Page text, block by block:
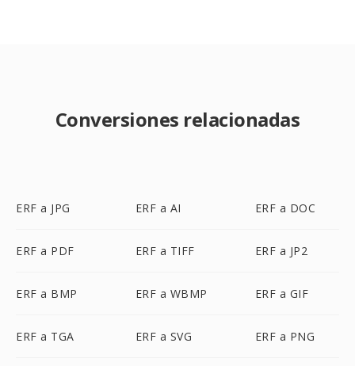
Conversiones relacionadas
ERF a JPG ERF a AI ERF a DOC
ERF a PDF ERF a TIFF ERF a JP2
ERF a BMP ERF a WBMP ERF a GIF
ERF a TGA ERF a SVG ERF a PNG